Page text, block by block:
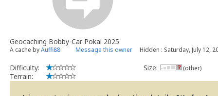
Geocaching Bobby-Car Pokal 2025
A cache byAuffi88 Message this owner Hidden : Saturday, July 12,
Difficulty:
Terrain:
Size: (other)